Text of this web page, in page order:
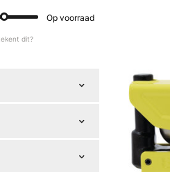
Op voorraad
dit?